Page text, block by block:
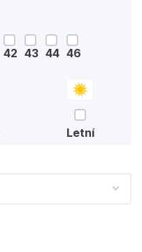
42 43 44 46
Letní